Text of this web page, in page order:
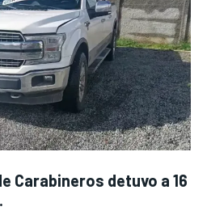
Carabineros detuvo a 16